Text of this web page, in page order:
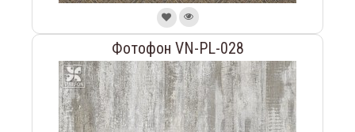
Фотофон VN-PL-028